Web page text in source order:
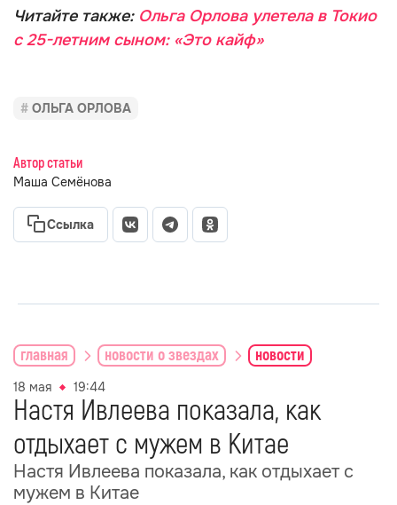
Читайте также: Ольга Орлова улетела в Токио
с 25-летним сыном: «Это кайф»
ОЛЬГА ОРЛОВА
Автор статьи
Маша Семёнова
Ссылка
главная новости о звездах новости
18 мая 19:44
Настя Ивлеева показала, как
отдыхает с мужем в Китае
Настя Ивлеева показала, как отдыхает с
мужем в Китае